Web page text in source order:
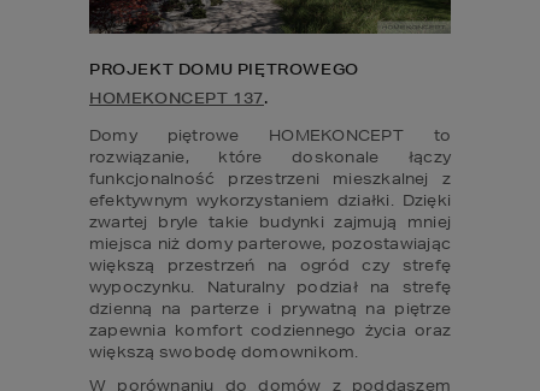
HOMEKONCEPT 137.
Domy piętrowe HOMEKONCEPT to
rozwiązanie, które doskonale łączy
funkcjonalność przestrzeni mieszkalnej z
efektywnym wykorzystaniem działki. Dzięki
zwartej bryle takie budynki zajmują mniej
miejsca niż domy parterowe, pozostawiając
większą przestrzeń na ogród czy strefę
wypoczynku. Naturalny podział na strefę
dzienną na parterze i prywatną na piętrze
zapewnia komfort codziennego życia oraz
większą swobodę domownikom.
W porównaniu do domów z poddaszem